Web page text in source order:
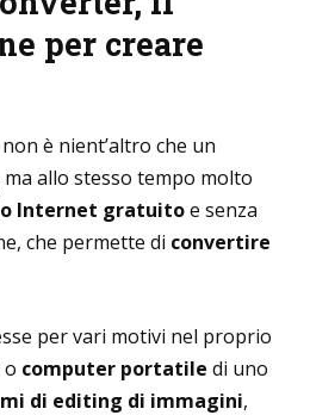
per creare
non è nient’altro che un
ma allo stesso tempo molto
Internet gratuitoe senza
che permette di convertire
per vari motivi nel proprio
o computer portatile di uno
di editing di immagini,